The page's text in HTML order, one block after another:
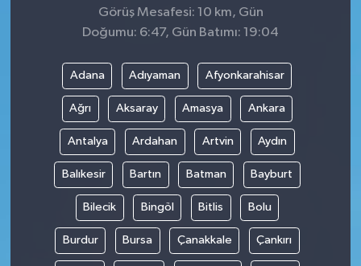
Görüş Mesafesi: 10 km, Gün
Doğumu: 6:47, Gün Batımı: 19:04
Adana Adıyaman Afyonkarahisar
Ağrı Aksaray Amasya Ankara
Antalya Ardahan Artvin Aydın
Balıkesir Bartın Batman Bayburt
Bilecik Bingöl Bitlis Bolu
Burdur Bursa Çanakkale Çankırı